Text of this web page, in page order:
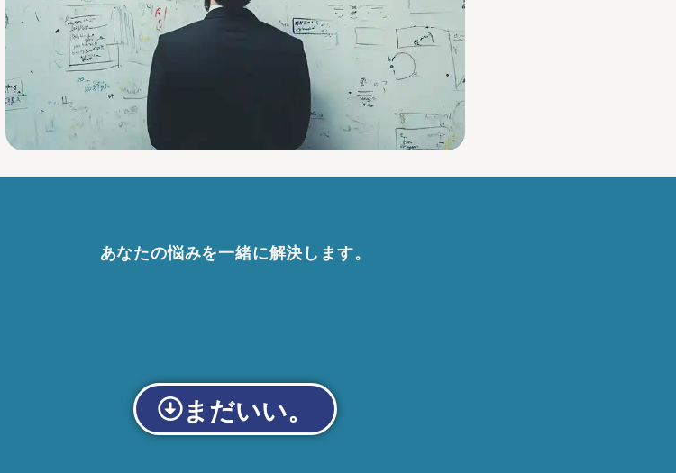
あなたの悩みを一緒に解決します。
まだいい。